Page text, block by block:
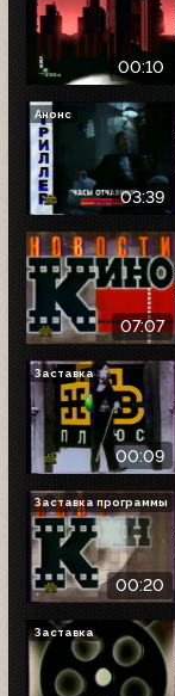
00:10
03:39
Анонс
07:07
00:09
Заставка
00:20
Заставка программы
Заставка